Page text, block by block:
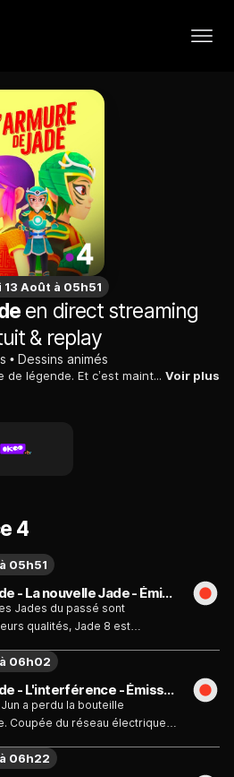
Août à 05h51
en direct streaming
& replay
Dessins animés
Jade est une super-héroïne de légende. Et c’est maintenant à Lan Jun de porter son armure… Avec l’aide de ses amis, Theo et Alisha, ainsi que des Beasticons, les légendaires serviteurs de l’armure, Lan Jun doit lutter contre des super-vilains et gérer sa vie d’adolescente. Voir plus
4
L'armure de Jade - La nouvelle Jade - Émission du jeudi 13 août
Jades du passé sont
qualités, Jade 8 est
image.
05h51
L'armure de Jade - L'interférence - Émission du jeudi 13 août
a perdu la bouteille
Coupée du réseau électrique à
06h02
06h22